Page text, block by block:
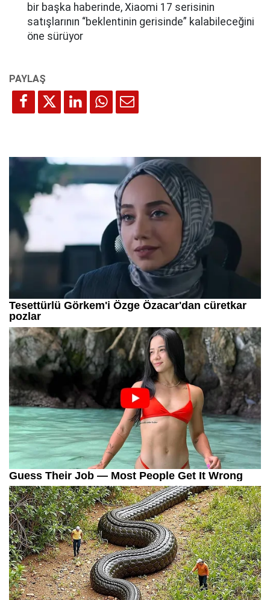
bir başka haberinde, Xiaomi 17 serisinin
satışlarının “beklentinin gerisinde” kalabileceğini
öne sürüyor